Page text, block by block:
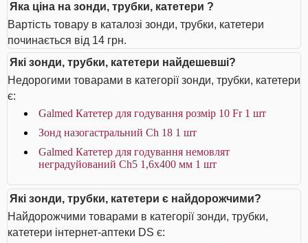
Яка ціна на зонди, трубки, катетери ?
Вартість товару в каталозі зонди, трубки, катетери
починається від 14 грн.
Які зонди, трубки, катетери найдешевші?
Недорогими товарами в категорії зонди, трубки, катетери
є:
Galmed Катетер для годування розмір 10 Fr 1 шт
Зонд назогастральний Ch 18 1 шт
Galmed Катетер для годування немовлят
неградуйований Ch5 1,6x400 мм 1 шт
Які зонди, трубки, катетери є найдорожчими?
Найдорожчими товарами в категорії зонди, трубки,
катетери інтернет-аптеки DS є: